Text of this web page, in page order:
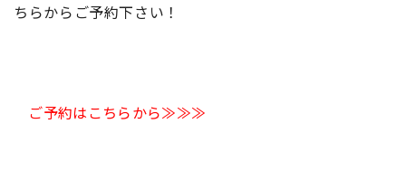
ちらからご予約下さい！
ご予約はこちらから≫≫≫